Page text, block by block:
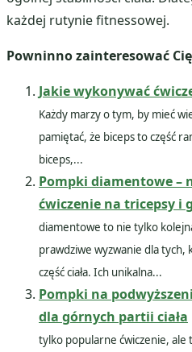
każdej rutynie fitnessowej.
Powninno zainteresować
Jakie wykonywać
Każdy marzy o tym, by mieć
pamiętać, że biceps to część
biceps,...
Pompki diamentowe –
ćwiczenie na tricepsy i
diamentowe to nie tylko
prawdziwe wyzwanie dla
część ciała. Ich unikalna...
Pompki na
dla górnych partii ciała
tylko popularne ćwiczenie, ale